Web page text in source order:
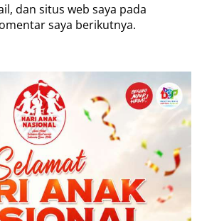
dan situs web saya pada
saya berikutnya.